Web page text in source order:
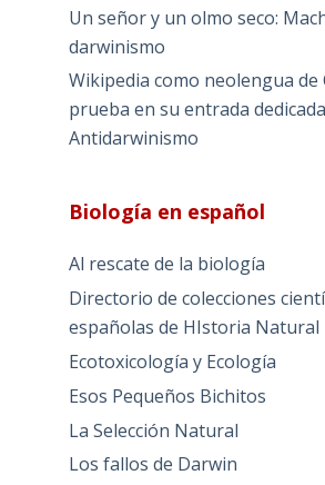
Un señor y un olmo seco:
darwinismo
Wikipedia como neolengua de
prueba en su entrada
Antidarwinismo
Biología en español
Al rescate de la biología
Directorio de colecciones
españolas de HIstoria Natural
Ecotoxicología y Ecología
Esos Pequeños Bichitos
La Selección Natural
Los fallos de Darwin